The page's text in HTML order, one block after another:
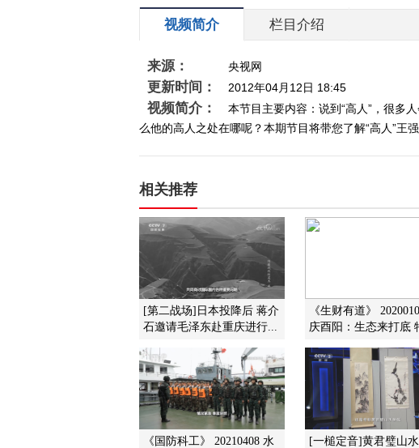
视频简介 栏目介绍
来源： 央视网
更新时间： 2012年04月12日 18:45
视频简介：
本节目主要内容：说到“高人”，很多
么他的高人之处在哪呢？本期节目将带您了解“高人”王
相关推荐
[第二战场]日本投降后 蒋介
石邀请毛泽东赴重庆进行...
《生财有道》
庆酉阳：生态来打底
《国防科工》 20210408 水
[一槌定音]黄君璧山